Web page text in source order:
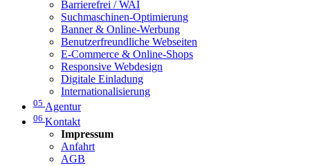
Barrierefrei / WAI
Suchmaschinen-Optimierung
Banner & Online-Werbung
Benutzerfreundliche Webseiten
E-Commerce & Online-Shops
Responsive Webdesign
Digitale Einladung
Internationalisierung
05 Agentur
06 Kontakt
Impressum
Anfahrt
AGB